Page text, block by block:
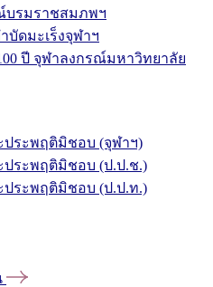
บรมราชสมภพฯ
ดมะเร็งจุฬาฯ
ปี จุฬาลงกรณ์มหาวิทยาลัย
ประพฤติมิชอบ (จุฬาฯ)
ประพฤติมิชอบ (ป.ป.ช.)
ประพฤติมิชอบ (ป.ป.ท.)